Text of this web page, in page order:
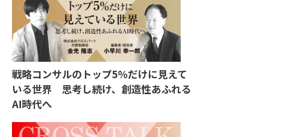
戦略コンサルのトップ5％だけに見えて
いる世界 思考し続け、創造性あふれる
AI時代へ